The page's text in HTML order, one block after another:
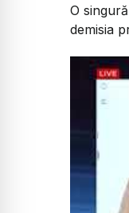
O
demisia